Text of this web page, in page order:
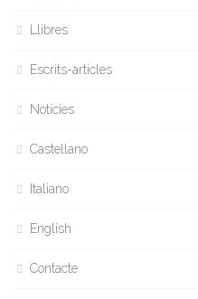
Llibres
Escrits-articles
Notícies
Castellano
Italiano
English
Contacte